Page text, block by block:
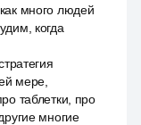
много людей
когда
мере,
таблетки, про
многие